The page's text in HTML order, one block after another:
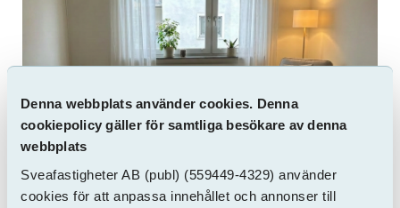
Denna webbplats använder cookies. Denna
cookiepolicy gäller för samtliga besökare av denna
webbplats
Sveafastigheter AB (publ) (559449-4329) använder
cookies för att anpassa innehållet och annonser till